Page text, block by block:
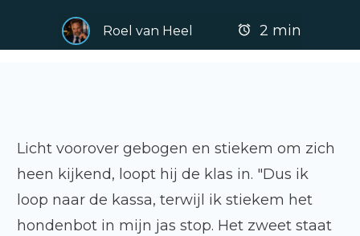
Roel van Heel 2 min
Licht voorover gebogen en stiekem om zich
heen kijkend, loopt hij de klas in. "Dus ik
loop naar de kassa, terwijl ik stiekem het
hondenbot in mijn jas stop. Het zweet staat